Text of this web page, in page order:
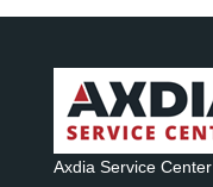
Axdia Service Center